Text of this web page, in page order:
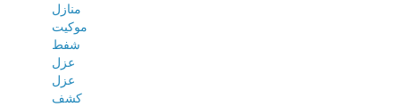
منازل
موكيت
شفط
عزل
عزل
كشف